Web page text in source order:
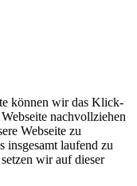
können wir das Klick-
nachvollziehen
Webseite zu
insgesamt laufend zu
wir auf dieser